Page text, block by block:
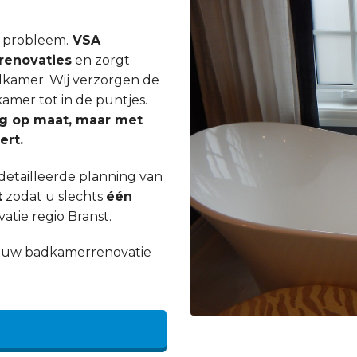
VSA
en zorgt
Wij verzorgen de
tot in de puntjes.
op maat, maar met
planning van
zodat u slechts één
regio Branst.
badkamerrenovatie